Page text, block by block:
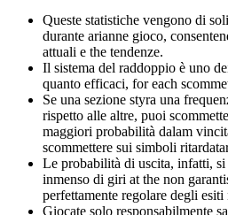
Queste statistiche vengono di
durante arianne gioco,
attuali e the tendenze.
Il sistema del raddoppio è uno
quanto efficaci, for each
Se una sezione styra una
rispetto alle altre, puoi
maggiori probabilità dalam
scommettere sui simboli
Le probabilità di uscita, infatti,
inmenso di giri at the non
perfettamente regolare degli
Giocate solo responsabilmente